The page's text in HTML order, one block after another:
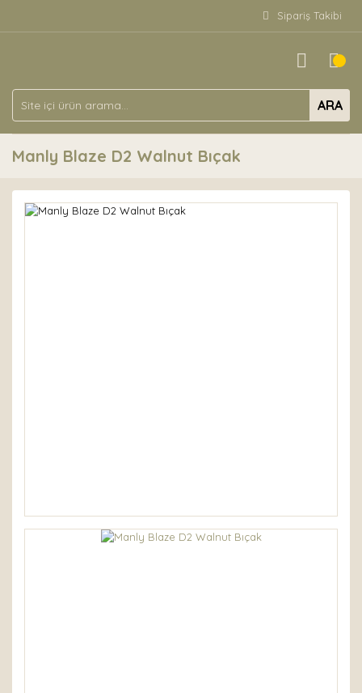
Sipariş Takibi
ARA
Manly Blaze D2 Walnut Bıçak